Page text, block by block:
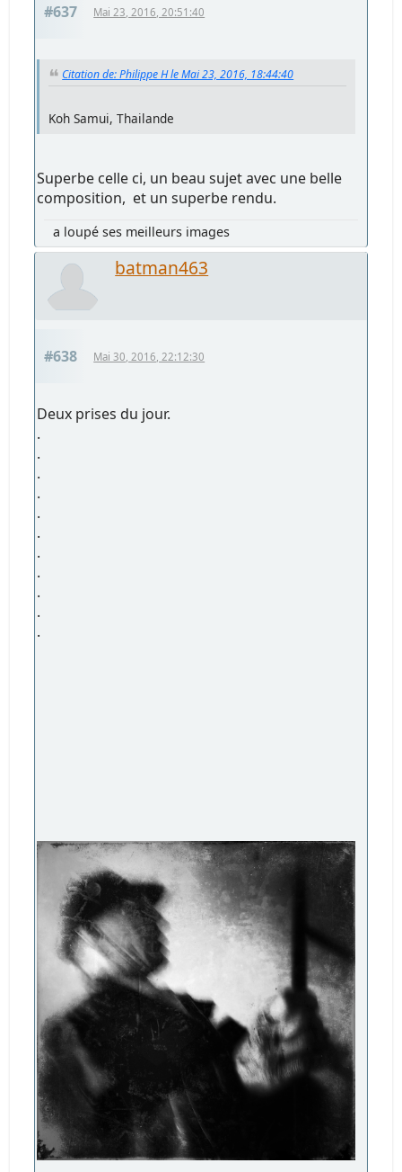
#637 Mai 23, 2016, 20:51:40
Citation de: Philippe H le Mai 23, 2016, 18:44:40
Koh Samui, Thailande
Superbe celle ci, un beau sujet avec une belle
composition, et un superbe rendu.
a loupé ses meilleurs images
batman463
#638 Mai 30, 2016, 22:12:30
Deux prises du jour.
.
.
.
.
.
.
.
.
.
.
.